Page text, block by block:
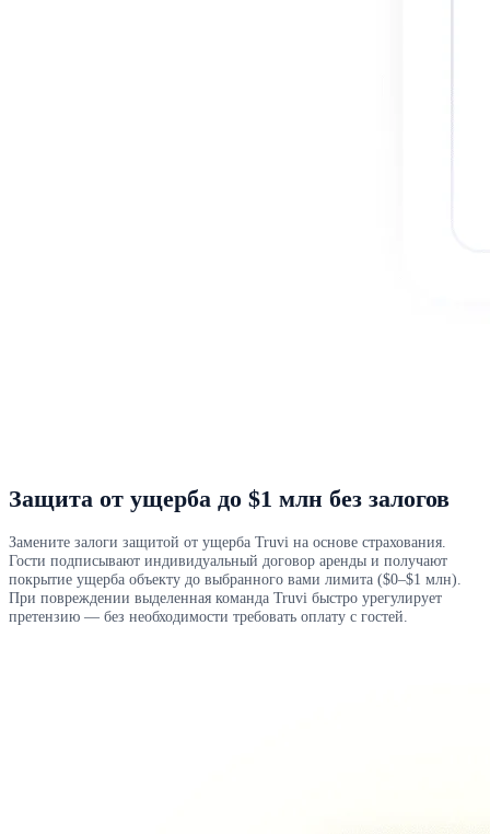
Защита от ущерба до $1 млн без залогов
Замените залоги защитой от ущерба Truvi на основе страхования.
Гости подписывают индивидуальный договор аренды и получают
покрытие ущерба объекту до выбранного вами лимита ($0–$1 млн).
При повреждении выделенная команда Truvi быстро урегулирует
претензию — без необходимости требовать оплату с гостей.